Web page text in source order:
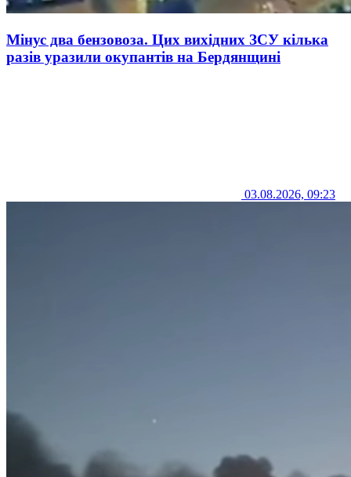
Мінус два бензовоза. Цих вихідних ЗСУ кілька
разів уразили окупантів на Бердянщині
03.08.2026, 09:23